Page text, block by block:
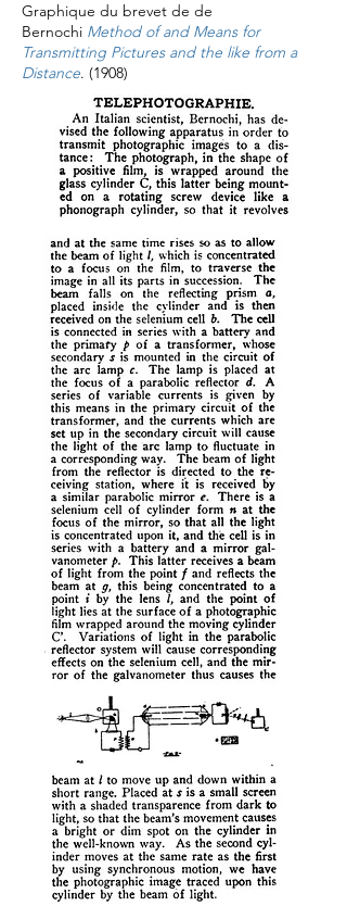
Graphique du brevet de de
Bernochi Method of and Means for
Transmitting Pictures and the like from a
Distance. (1908)